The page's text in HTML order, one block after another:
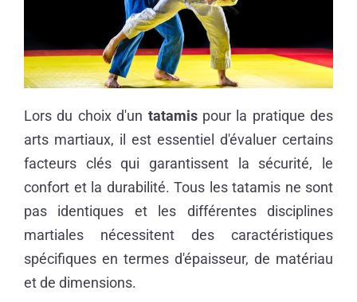
Lors du choix d'un tatamispour la pratique des
arts martiaux, il est essentiel d'évaluer certains
facteurs clés qui garantissent la sécurité, le
confort et la durabilité. Tous les tatamis ne sont
pas identiques et les différentes disciplines
martiales nécessitent des caractéristiques
spécifiques en termes d'épaisseur, de matériau
et de dimensions.